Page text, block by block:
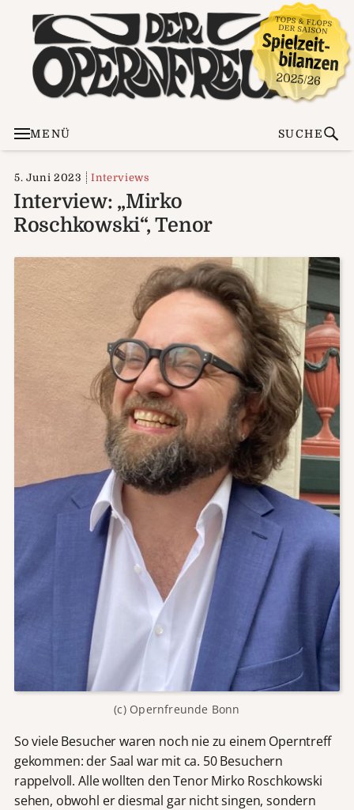
MENÜ SUCHE
5. Juni 2023 Interviews
Interview: „Mirko
Roschkowski“, Tenor
(c) Opernfreunde Bonn
So viele Besucher waren noch nie zu einem Operntreff
gekommen: der Saal war mit ca. 50 Besuchern
rappelvoll. Alle wollten den Tenor Mirko Roschkowski
sehen, obwohl er diesmal gar nicht singen, sondern